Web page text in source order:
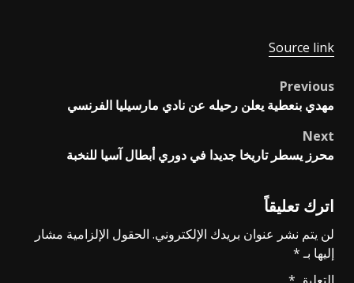
Source link
Post
navigation
Previous
مهدي بنعطية يعلن رحيله عن نادي مارسيليا الفرنسي
Next
محرز يسطر تاريخا جديدا في دوري أبطال آسيا للنخبة
اترك تعليقاً
لن يتم نشر عنوان بريدك الإلكتروني. الحقول الإلزامية مشار
إليها بـ*